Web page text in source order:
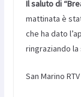
Il saluto di
mattinata è
che ha dato
ringraziando
San Marino